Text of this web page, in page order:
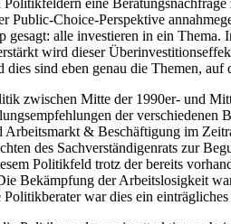
eine
Choice-Perspektive
alle investieren in ein
wird dieser
sind eben genau die Themen,
zwischen Mitte der 1990er- und
der
& Beschäftigung im
des Sachverständigenrats zur
Politikfeld trotz der bereits
Bekämpfung der Arbeitslosigkeit
war dies ein